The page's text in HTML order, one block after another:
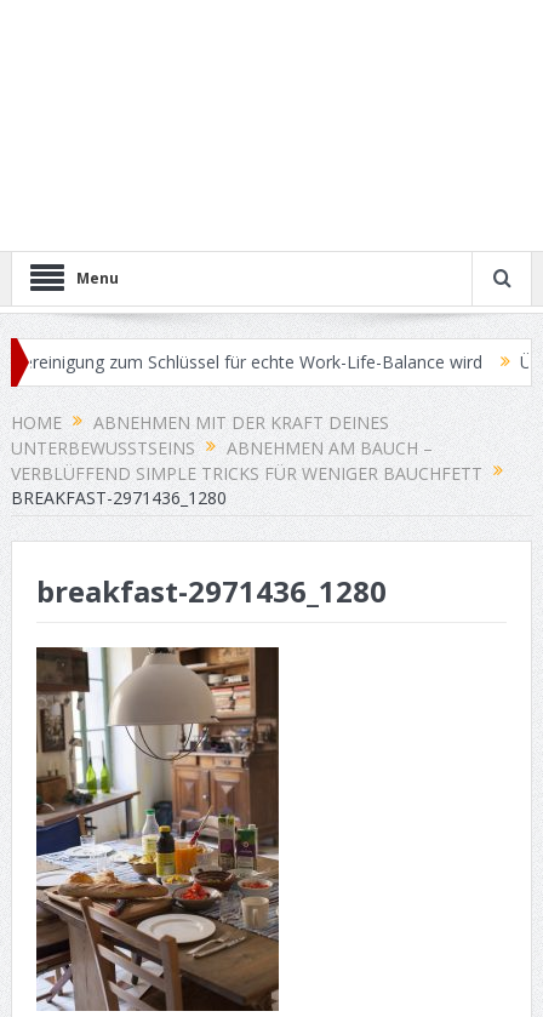
Menu
zum Schlüssel für echte Work-Life-Balance wird
HOME
ABNEHMEN MIT DER KRAFT DEINES
UNTERBEWUSSTSEINS
ABNEHMEN AM BAUCH –
VERBLÜFFEND SIMPLE TRICKS FÜR WENIGER BAUCHFETT
BREAKFAST-2971436_1280
breakfast-2971436_1280